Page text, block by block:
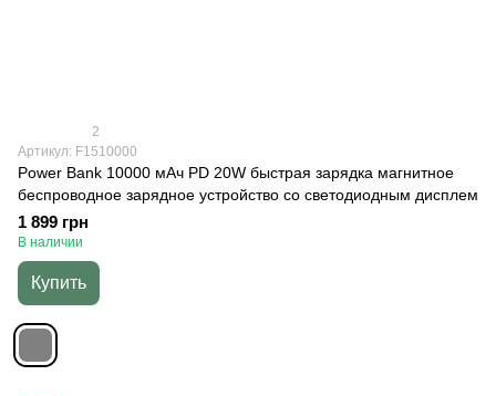
2
Артикул: F1510000
Power Bank 10000 мАч PD 20W быстрая зарядка магнитное
беспроводное зарядное устройство со светодиодным дисплем
1 899 грн
В наличии
Купить